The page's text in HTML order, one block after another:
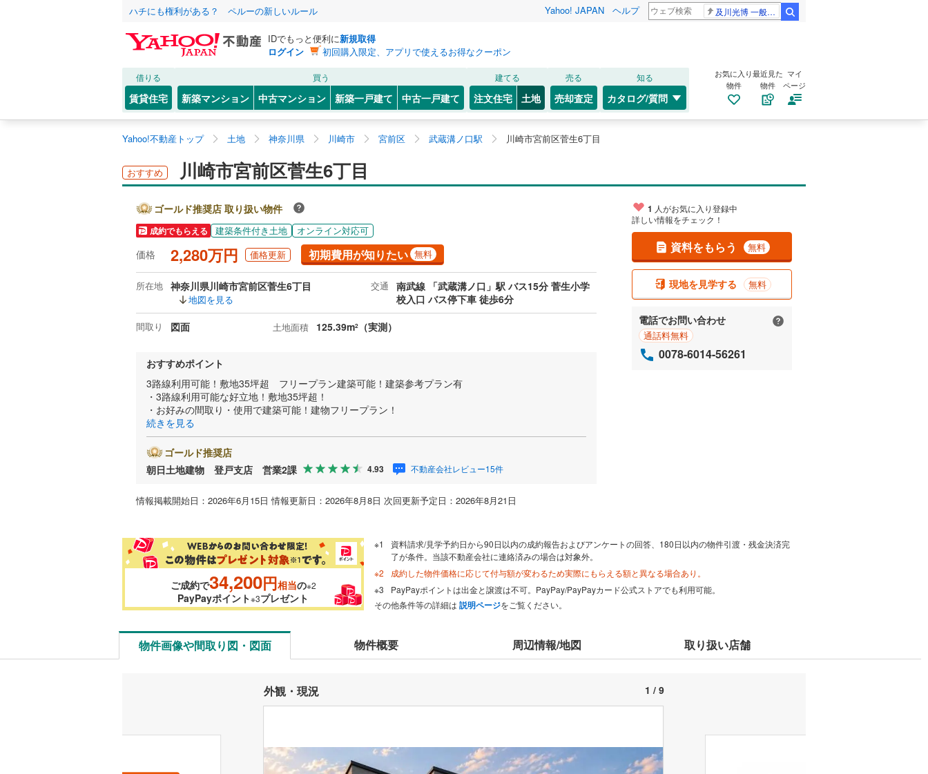
ハチにも権利がある？ ペルーの新しいルール Yahoo! JAPAN ヘルプ 及川光博 一般女性
IDでもっと便利に新規取得
ログイン
初回購入限定、アプリで使えるお得なクーポン
借りる
賃貸住宅
買う
新築マンション 中古マンション 新築一戸建て 中古一戸建て
建てる
注文住宅 土地
売る
売却査定
知る
カタログ/質問
お気に入り
物件
最近見た
物件
マイ
ページ
Yahoo!不動産トップ 土地 神奈川県 川崎市 宮前区 武蔵溝ノ口駅 川崎市宮前区菅生6丁目
おすすめ 川崎市宮前区菅生6丁目
ゴールド推奨店 取り扱い物件
成約でもらえる 建築条件付き土地 オンライン対応可
価格 2,280万円 価格更新 初期費用が知りたい 無料
所在地 神奈川県川崎市宮前区菅生6丁目
地図を見る
交通
南武線 「武蔵溝ノ口」駅 バス15分 菅生小学
校入口 バス停下車 徒歩6分
間取り 図面 土地面積 125.39m2 （実測）
おすすめポイント
3路線利用可能！敷地35坪超 フリープラン建築可能！建築参考プラン有
・3路線利用可能な好立地！敷地35坪超！
・お好みの間取り・使用で建築可能！建物フリープラン！
続きを見る
ゴールド推奨店
朝日土地建物 登戸支店 営業2課
4.93 不動産会社レビュー15件
情報掲載開始日：2026年6月15日 情報更新日：2026年8月8日 次回更新予定日：2026年8月21日
1 人がお気に入り登録中
詳しい情報をチェック！
資料をもらう 無料
現地を見学する 無料
電話でお問い合わせ
通話料無料
0078-6014-56261
ご成約で34,200円相当の※2
PayPayポイント※3プレゼント
資料請求/見学予約日から90日以内の成約報告およびアンケートの回答、180日以内の物件引渡・残金決済完
了が条件。当該不動産会社に連絡済みの場合は対象外。
成約した物件価格に応じて付与額が変わるため実際にもらえる額と異なる場合あり。
PayPayポイントは出金と譲渡は不可。PayPay/PayPayカード公式ストアでも利用可能。
その他条件等の詳細は 説明ページをご覧ください。
物件画像や間取り図・図面 物件概要 周辺情報/地図 取り扱い店舗
外観・現況 1 / 9